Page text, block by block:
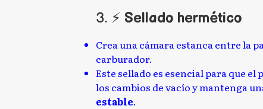
3. ⚡ Sellado hermético
Crea una cámara estanca entre la
carburador.
Este sellado es esencial para que
los cambios de vacío y mantenga
estable.